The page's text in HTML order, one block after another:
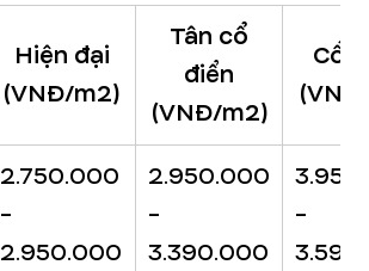
Hiện đại
(VNĐ/m2)
Tân cổ
điển
(VNĐ/m2)
Cổ
2.750.000
-
2.950.000
2.950.000
-
3.390.000
-